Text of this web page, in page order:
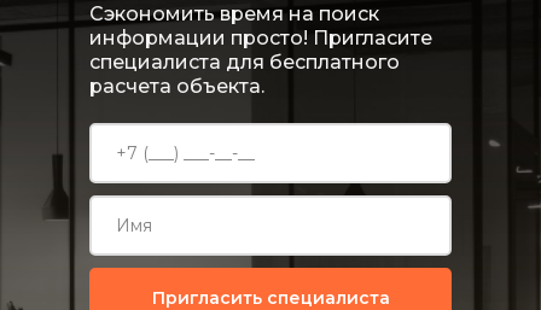
Пригласить специалиста
Сэкономить время на поиск
информации просто! Пригласите
специалиста для бесплатного
расчета объекта.